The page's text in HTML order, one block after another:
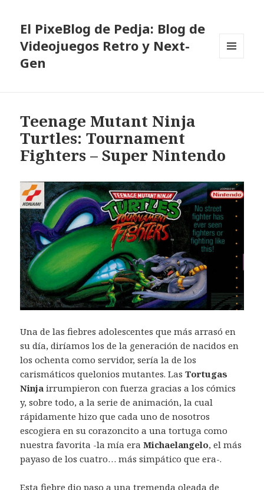
El PixeBlog de Pedja: Blog de
Videojuegos Retro y Next-
Gen
Teenage Mutant Ninja
Turtles: Tournament
Fighters – Super Nintendo
Una de las fiebres adolescentes que más arrasó en
su día, diríamos los de la generación de nacidos en
los ochenta como servidor, sería la de los
carismáticos quelonios mutantes. LasTortugas
Ninja irrumpieron con fuerza gracias a los cómics
y, sobre todo, a la serie de animación, la cual
rápidamente hizo que cada uno de nosotros
escogiera en su corazoncito a una tortuga como
nuestra favorita -la mía eraMichaelangelo, el más
payaso de los cuatro… más simpático que era-.
Esta fiebre dio paso a una tremenda oleada de